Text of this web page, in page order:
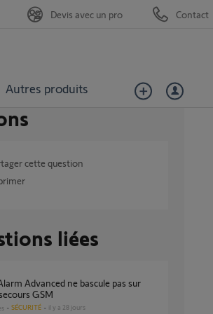
Autres produits
Devis avec un pro Contact
cette question
liées
GSM
SÉCURITÉ il y a 28 jours